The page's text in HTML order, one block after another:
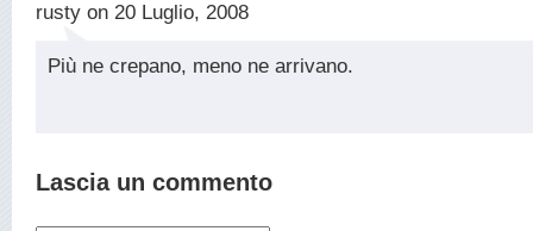
rusty on 20 Luglio, 2008
Più ne crepano, meno ne arrivano.
Lascia un commento